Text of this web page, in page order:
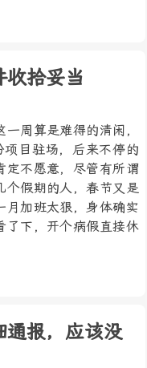
收拾妥当
周算是难得的清闲，
目驻场，后来不停的
定不愿意，尽管有所谓
个假期的人，春节又是
月加班太狠，身体确实
了下，开个病假直接休
通报，应该没